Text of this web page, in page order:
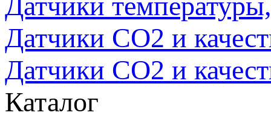
Датчики CO2 и
Датчики СО2 и
Каталог